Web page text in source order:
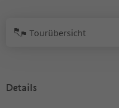
Tourübersicht
Details